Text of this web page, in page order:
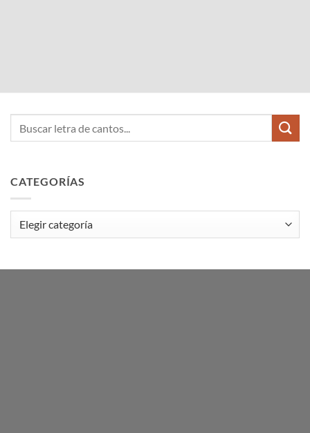
CATEGORÍAS